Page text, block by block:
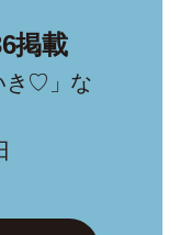
掲載
き♡」な